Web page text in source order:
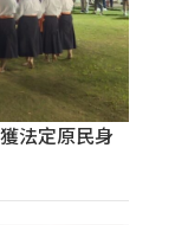
法定原民身